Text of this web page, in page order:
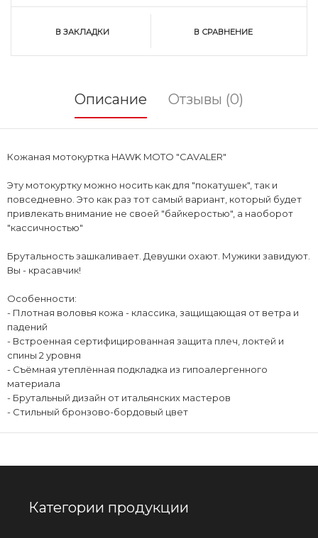
В ЗАКЛАДКИ В СРАВНЕНИЕ
Описание Отзывы (0)
Кожаная мотокуртка HAWK MOTO "CAVALER"
Эту мотокуртку можно носить как для "покатушек", так и
повседневно. Это как раз тот самый вариант, который будет
привлекать внимание не своей "байкеростью", а наоборот
"кассичностью"
Брутальность зашкаливает. Девушки охают. Мужики завидуют.
Вы - красавчик!
Особенности:
- Плотная воловья кожа - классика, защищающая от ветра и
падений
- Встроенная сертифицированная защита плеч, локтей и
спины 2 уровня
- Съёмная утеплённая подкладка из гипоалергенного
материала
- Брутальный дизайн от итальянских мастеров
- Стильный бронзово-бордовый цвет
Категории продукции